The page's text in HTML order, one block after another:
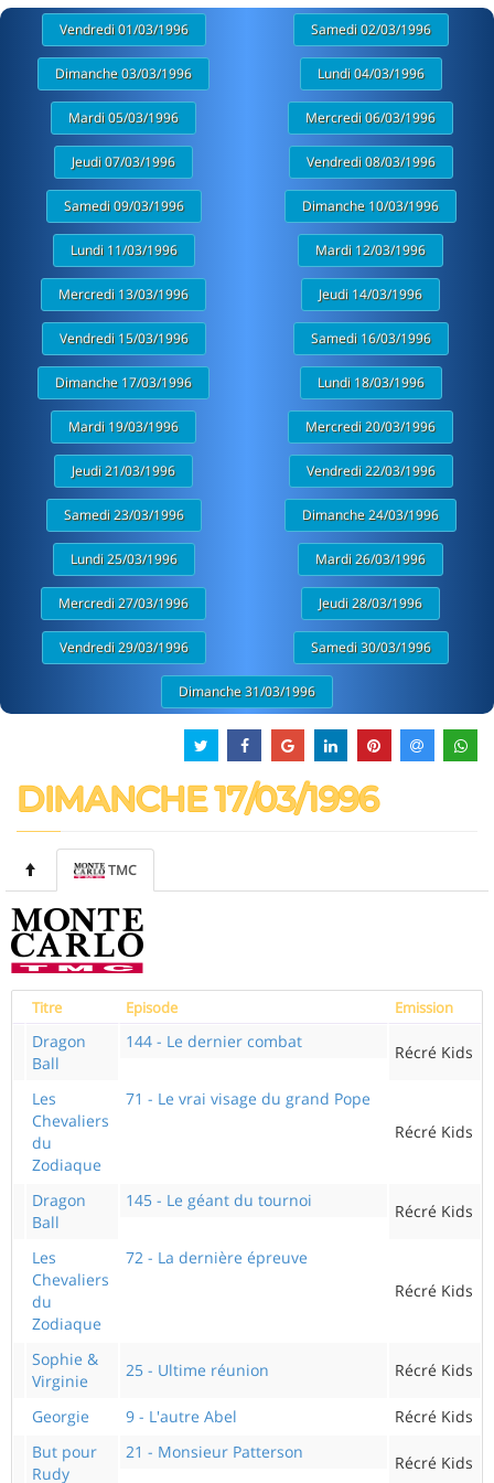
Vendredi 01/03/1996 Samedi 02/03/1996
Dimanche 03/03/1996 Lundi 04/03/1996
Mardi 05/03/1996 Mercredi 06/03/1996
Jeudi 07/03/1996 Vendredi 08/03/1996
Samedi 09/03/1996 Dimanche 10/03/1996
Lundi 11/03/1996 Mardi 12/03/1996
Mercredi 13/03/1996 Jeudi 14/03/1996
Vendredi 15/03/1996 Samedi 16/03/1996
Dimanche 17/03/1996 Lundi 18/03/1996
Mardi 19/03/1996 Mercredi 20/03/1996
Jeudi 21/03/1996 Vendredi 22/03/1996
Samedi 23/03/1996 Dimanche 24/03/1996
Lundi 25/03/1996 Mardi 26/03/1996
Mercredi 27/03/1996 Jeudi 28/03/1996
Vendredi 29/03/1996 Samedi 30/03/1996
Dimanche 31/03/1996
DIMANCHE 17/03/1996
TMC
Titre Episode Emission
Dragon
Ball
144 - Le dernier combat
Récré Kids
Les
Chevaliers
du
Zodiaque
71 - Le vrai visage du grand Pope
Récré Kids
Dragon
Ball
145 - Le géant du tournoi
Récré Kids
Les
Chevaliers
du
Zodiaque
72 - La dernière épreuve
Récré Kids
Sophie &
Virginie
25 - Ultime réunion Récré Kids
Georgie 9 - L'autre Abel
Récré Kids
But pour
Rudy
21 - Monsieur Patterson
Récré Kids